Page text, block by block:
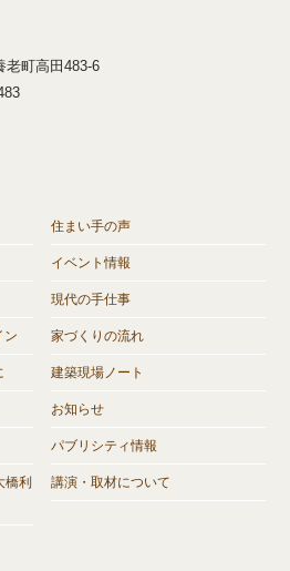
町高田483-6
ン
橋利
住まい手の声
イベント情報
現代の手仕事
家づくりの流れ
建築現場ノート
お知らせ
パブリシティ情報
講演・取材について